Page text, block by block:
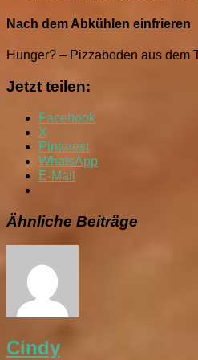
Nach dem Abkühlen einfrieren
Hunger? – Pizzaboden aus dem
Jetzt teilen:
Facebook
X
Pinterest
WhatsApp
E-Mail
Ähnliche Beiträge
Cindy